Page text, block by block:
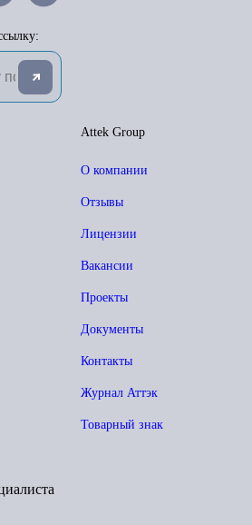
Attek Group
О компании
Отзывы
Лицензии
Вакансии
Проекты
Документы
Контакты
Журнал Аттэк
Товарный знак